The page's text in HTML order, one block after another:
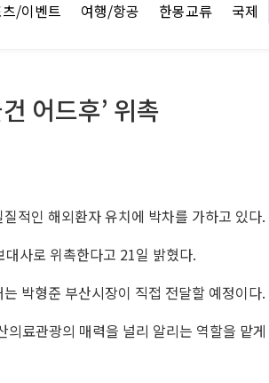
/이벤트 여행/항공 한몽교류 국제
어드후’ 위촉
적인 해외환자 유치에 박차를 가하고 있다.
사로 위촉한다고 21일 밝혔다.
박형준 부산시장이 직접 전달할 예정이다.
료관광의 매력을 널리 알리는 역할을 맡게